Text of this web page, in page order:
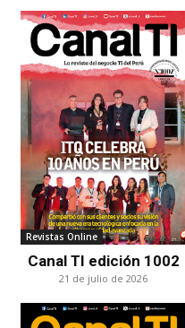
Revistas Online
Canal TI edición 1002
21 de julio de 2026